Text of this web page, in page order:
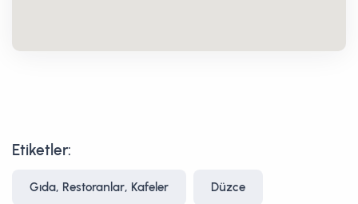
Etiketler:
Gıda, Restoranlar, Kafeler Düzce